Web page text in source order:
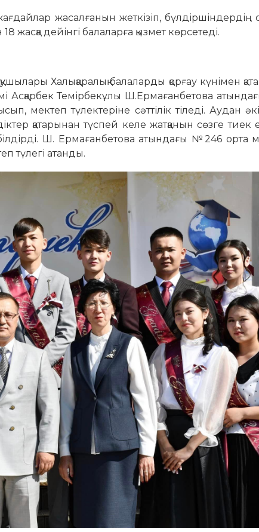
жасалғанын жеткізіп, бүлдіршіндердің
жасқа дейінгі балаларға қызмет көрсетеді.
Халықаралық балаларды қорғау күнімен
Асқарбек Темірбекұлы Ш.Ермағанбетова
мектеп түлектеріне сәттілік тіледі. Аудан
қатарынан түспей келе жатқанын сөзге тиек
Ш. Ермағанбетова атындағы №246 орта
түлегі атанды.